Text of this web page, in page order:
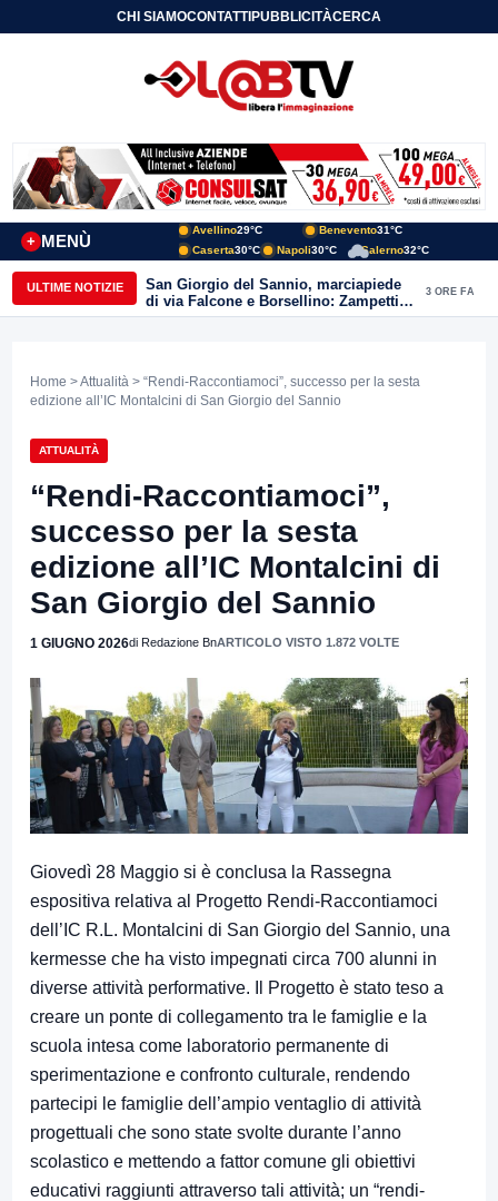
CHI SIAMOCONTATTIPUBBLICITÀCERCA
MENÙ
+
Avellino29°C Benevento31°C
Caserta30°C Napoli30°C Salerno32°C
ULTIME NOTIZIE
San Giorgio del Sannio, marciapiede
di via Falcone e Borsellino: Zampetti e
Lombardi replicano alle polemiche
3 ORE FA
Home >Attualità > “Rendi-Raccontiamoci”, successo per la sesta
edizione all’IC Montalcini di San Giorgio del Sannio
ATTUALITÀ
“Rendi-Raccontiamoci”,
successo per la sesta
edizione all’IC Montalcini di
San Giorgio del Sannio
1 GIUGNO 2026di Redazione BnARTICOLO VISTO 1.872 VOLTE
Giovedì 28 Maggio si è conclusa la Rassegna
espositiva relativa al Progetto Rendi-Raccontiamoci
dell’IC R.L. Montalcini di San Giorgio del Sannio, una
kermesse che ha visto impegnati circa 700 alunni in
diverse attività performative. Il Progetto è stato teso a
creare un ponte di collegamento tra le famiglie e la
scuola intesa come laboratorio permanente di
sperimentazione e confronto culturale, rendendo
partecipi le famiglie dell’ampio ventaglio di attività
progettuali che sono state svolte durante l’anno
scolastico e mettendo a fattor comune gli obiettivi
educativi raggiunti attraverso tali attività; un “rendi-